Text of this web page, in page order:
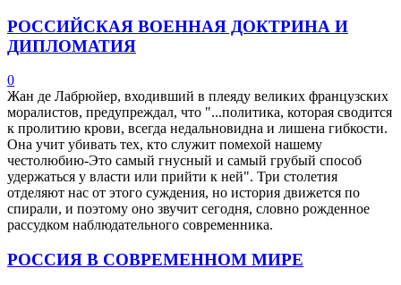
РОССИЙСКАЯ ВОЕННАЯ ДОКТРИНА И
ДИПЛОМАТИЯ
0
Жан де Лабрюйер, входивший в плеяду великих французских
моралистов, предупреждал, что "...политика, которая сводится
к пролитию крови, всегда недальновидна и лишена гибкости.
Она учит убивать тех, кто служит помехой нашему
честолюбию-Это самый гнусный и самый грубый способ
удержаться у власти или прийти к ней". Три столетия
отделяют нас от этого суждения, но история движется по
спирали, и поэтому оно звучит сегодня, словно рожденное
рассудком наблюдательного современника.
РОССИЯ В СОВРЕМЕННОМ МИРЕ